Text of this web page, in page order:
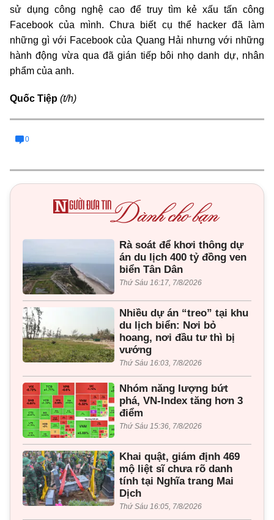
sử dụng công nghệ cao để truy tìm kẻ xấu tấn công
Facebook của mình. Chưa biết cụ thể hacker đã làm
những gì với Facebook của Quang Hải nhưng với những
hành động vừa qua đã gián tiếp bôi nhọ danh dự, nhân
phẩm của anh.
Quốc Tiệp (t/h)
0
Rà soát để khơi thông dự
án du lịch 400 tỷ đồng ven
biển Tân Dân
Thứ Sáu 16:17, 7/8/2026
Nhiều dự án “treo” tại khu
du lịch biển: Nơi bỏ
hoang, nơi đầu tư thì bị
vướng
Thứ Sáu 16:03, 7/8/2026
Nhóm năng lượng bứt
phá, VN-Index tăng hơn 3
điểm
Thứ Sáu 15:36, 7/8/2026
Khai quật, giám định 469
mộ liệt sĩ chưa rõ danh
tính tại Nghĩa trang Mai
Dịch
Thứ Sáu 16:05, 7/8/2026